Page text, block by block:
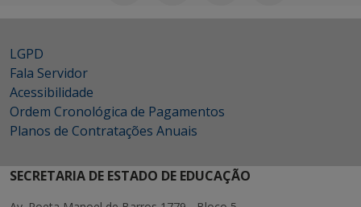
LGPD
Fala Servidor
Acessibilidade
Ordem Cronológica de Pagamentos
Planos de Contratações Anuais
SECRETARIA DE ESTADO DE EDUCAÇÃO